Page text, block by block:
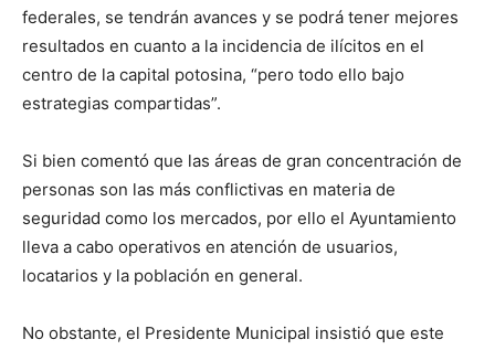
federales, se tendrán avances y se podrá tener mejores
resultados en cuanto a la incidencia de ilícitos en el
centro de la capital potosina, “pero todo ello bajo
estrategias compartidas”.
Si bien comentó que las áreas de gran concentración de
personas son las más conflictivas en materia de
seguridad como los mercados, por ello el Ayuntamiento
lleva a cabo operativos en atención de usuarios,
locatarios y la población en general.
No obstante, el Presidente Municipal insistió que este